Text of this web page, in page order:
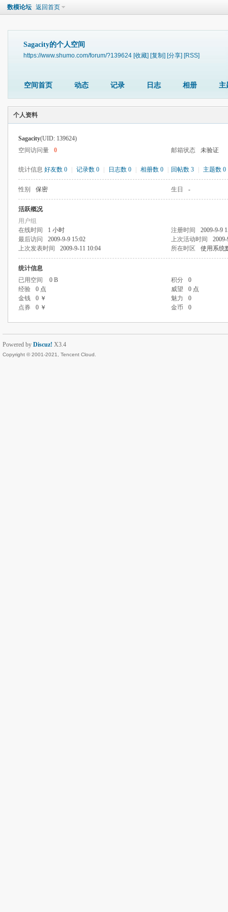
数模论坛 返回首页
Sagacity的个人空间
https://www.shumo.com/forum/?139624 [收藏] [复制] [分享] [RSS]
空间首页 动态 记录 日志 相册 主
个人资料
Sagacity(UID: 139624)
空间访问量
0 邮箱状态 未验证
统计信息 好友数 0 记录数 0 日志数 0 相册数 0 回帖数 3 主题数 0
性别 保密 生日 -
活跃概况
用户组
在线时间
1 小时 注册时间
2009-9-9
最后访问
2009-9-9 15:02 上次活动时间
上次发表时间
2009-9-11 10:04 所在时区 使用系统
统计信息
已用空间
0 B 积分
0
经验
0 点 威望
0 点
金钱
0 ￥ 魅力
0
点券
0 ￥ 金币 0
Powered by Discuz! X3.4
Copyright © 2001-2021, Tencent Cloud.